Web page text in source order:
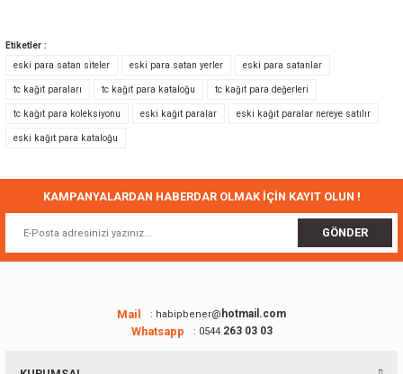
Görüş ve önerileriniz için teşekkür ederiz.
Ürün resmi kalitesiz, bozuk veya görüntülenemiyor.
Ürün açıklamasında eksik bilgiler bulunuyor.
Ürün fiyatı diğer sitelerden daha pahalı.
Bu ürüne benzer farklı alternatifler olmalı.
Gönder
Etiketler :
eski para satan siteler
eski para satan yerler eski para satanlar
tc kağıt paraları tc kağıt para kataloğu tc kağıt para değerleri
tc kağıt para koleksiyonu eski kağıt paralar eski kağıt paralar nereye satılır
eski kağıt para kataloğu
KAMPANYALARDAN HABERDAR OLMAK İÇİN KAYIT OLUN !
GÖNDER
Mail : habipbener@ hotmail.com
Whatsapp : 0544263 03 03